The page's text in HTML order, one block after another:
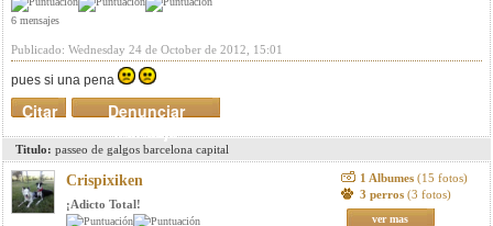
6 mensajes
Publicado: Wednesday 24 de October de 2012, 15:01
pues si una pena
Denunciar
mensaje
Citar
Titulo: passeo de galgos barcelona capital
Crispixiken
¡Adicto Total!
1 Albumes (15 fotos)
3 perros (3 fotos)
ver mas